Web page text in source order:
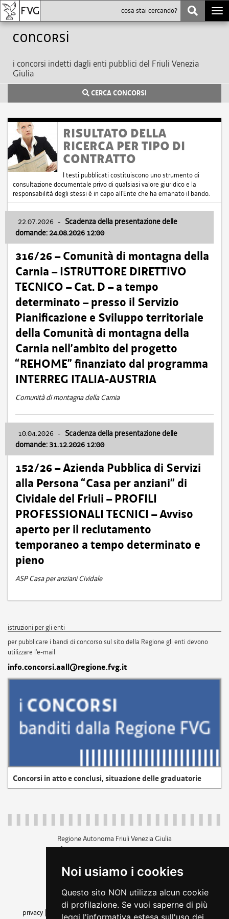
Noi usiamo i cookies
Questo sito NON utilizza alcun cookie
di profilazione. Se vuoi saperne di più
leggi l'informativa estesa sull'uso dei
Concorsi
i concorsi indetti dagli enti pubblici del Friuli Venezia
Giulia
CERCA CONCORSI
RISULTATO DELLA
RICERCA PER TIPO DI
CONTRATTO
I testi pubblicati costituiscono uno strumento di
consultazione documentale privo di qualsiasi valore giuridico e la
responsabilità degli stessi è in capo all'Ente che ha emanato il bando.
22.07.2026 - Scadenza della presentazione delle
domande: 24.08.2026 12:00
316/26 – Comunità di montagna della
Carnia – ISTRUTTORE DIRETTIVO
TECNICO – Cat. D – a tempo
determinato – presso il Servizio
Pianificazione e Sviluppo territoriale
della Comunità di montagna della
Carnia nell’ambito del progetto
“REHOME” finanziato dal programma
INTERREG ITALIA-AUSTRIA
Comunità di montagna della Carnia
10.04.2026 - Scadenza della presentazione delle
domande: 31.12.2026 12:00
152/26 – Azienda Pubblica di Servizi
alla Persona “Casa per anziani” di
Cividale del Friuli – PROFILI
PROFESSIONALI TECNICI – Avviso
aperto per il reclutamento
temporaneo a tempo determinato e
pieno
ASP Casa per anziani Cividale
istruzioni per gli enti
per pubblicare i bandi di concorso sul sito della Regione gli enti devono
utilizzare l'e-mail
info.concorsi.aall@regione.fvg.it
Concorsi in atto e conclusi, situazione delle graduatorie
Regione Autonoma Friuli Venezia Giulia
c.f. 80014930327; p.iva 00526040324
+39 040 3771111
amministrazione trasparente
privacy
cookie |note legali accessibilità
dichiarazione di